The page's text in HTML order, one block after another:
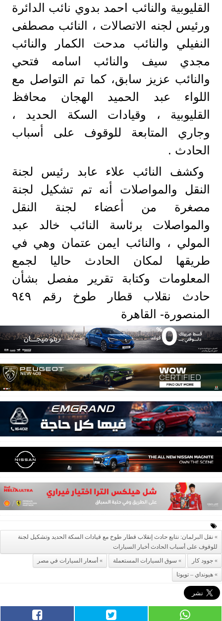
القليوبية والنائب احمد بدوي نائب الدائرة
ورئيس لجنه الاتصالات ، النائب مصطفى
النفيلي والنائب مدحت الكمار والنائب
مجدي سيف والنائب اسامه فتحي
والنائب عزيز سابق، كما تم التواصل مع
اللواء عبد الحميد الهجان محافظ
القليوبية ، وقيادات السكة الحديد ،
وجاري المتابعة للوقوف على أسباب
الحادث .
وكشف النائب علاء عابد رئيس لجنة
النقل والمواصلات أنه تم تشكيل لجنة
مصغرة من أعضاء لجنة النقل
والمواصلات برئاسة النائب خالد عبد
المولي ، والنائب ايمن عتمان وهي في
طريقها لمكان الحادث حاليا لجمع
المعلومات وكتابة تقرير مفصل بشأن
حادث نقلاب قطار طوخ رقم ٩٤٩
المنصورة- القاهرة
نقل البرلمان: نتابع حادث إنقلاب قطار طوخ مع قيادات السكة الحديد وتشكيل لجنة
للوقوف على أسباب الحادث أخبار السيارات
جوود كار
سوق السيارات المستعملة
أسعار السيارات في مصر
هيونداي – تويوتا